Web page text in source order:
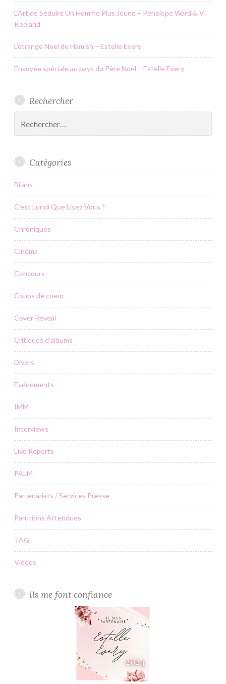
L’Art de Séduire Un Homme Plus Jeune – Penelope Ward & Vi
Keeland
L’étrange Noël de Hamish – Estelle Every
Envoyée spéciale au pays du Père Noël – Estelle Every
Rechercher
Catégories
Bilans
C'est Lundi Que Lisez-Vous ?
Chroniques
Cinéma
Concours
Coups de coeur
Cover Reveal
Critiques d'albums
Divers
Evénements
IMM
Interviews
Live Reports
PALM
Partenariats / Services Presse
Parutions Attendues
TAG
Vidéos
Ils me font confiance